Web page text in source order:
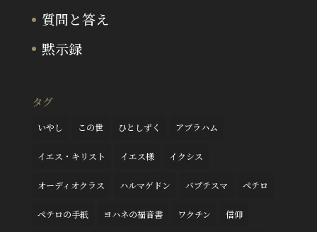
質問と答え
黙示録
タグ
いやし この世 ひとしずく アブラハム
イエス・キリスト イエス様 イクシス
オーディオクラス ハルマゲドン バプテスマ ペテロ
ペテロの手紙 ヨハネの福音書 ワクチン 信仰